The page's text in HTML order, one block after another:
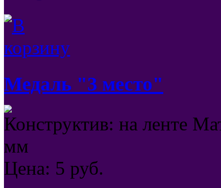
Медаль "3 место"
Конструктив: на ленте
мм
Цена: 5 руб.